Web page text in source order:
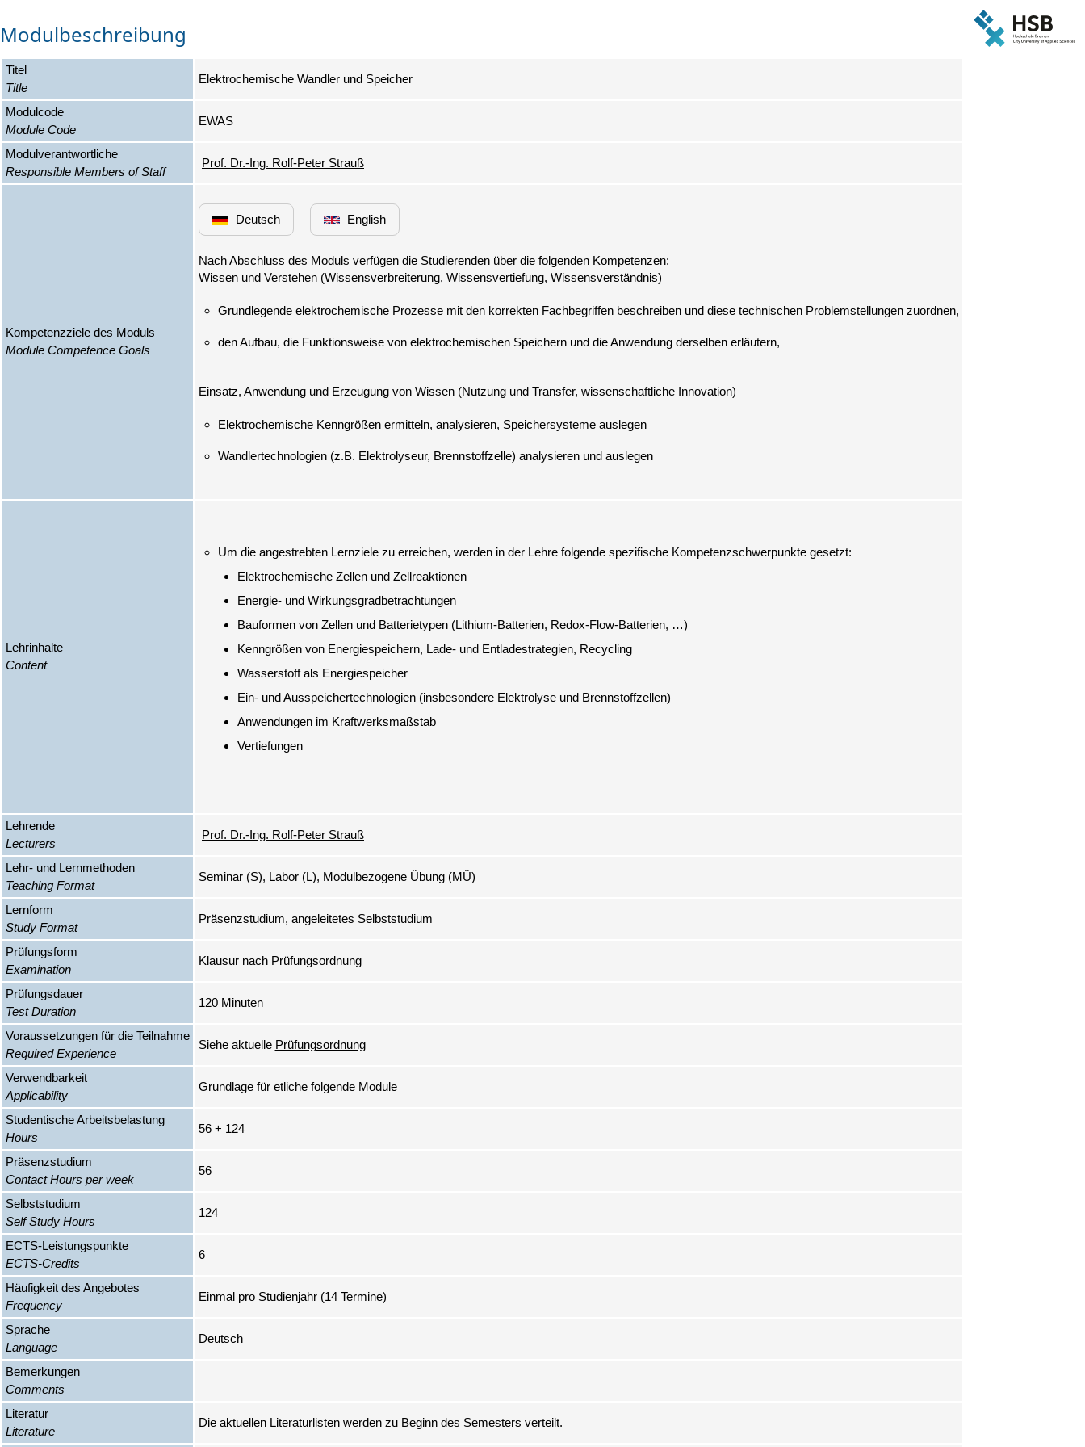
Modulbeschreibung
Titel
Title
Elektrochemische Wandler und Speicher
Modulcode
Module Code
EWAS
Modulverantwortliche
Responsible Members of Staff
Prof. Dr.-Ing. Rolf-Peter Strauß
Kompetenzziele des Moduls
Module Competence Goals
Deutsch English
Nach Abschluss des Moduls verfügen die Studierenden über die folgenden Kompetenzen:
Grundlegende elektrochemische Prozesse mit den korrekten Fachbegriffen beschreiben und diese technischen Problemstellungen zuordnen,
den Aufbau, die Funktionsweise von elektrochemischen Speichern und die Anwendung derselben erläutern,
Elektrochemische Kenngrößen ermitteln, analysieren, Speichersysteme auslegen
Wandlertechnologien (z.B. Elektrolyseur, Brennstoffzelle) analysieren und auslegen
Lehrinhalte
Content
Elektrochemische Zellen und Zellreaktionen
Energie- und Wirkungsgradbetrachtungen
Bauformen von Zellen und Batterietypen (Lithium-Batterien, Redox-Flow-Batterien, …)
Kenngrößen von Energiespeichern, Lade- und Entladestrategien, Recycling
Wasserstoff als Energiespeicher
Ein- und Ausspeichertechnologien (insbesondere Elektrolyse und Brennstoffzellen)
Anwendungen im Kraftwerksmaßstab
Vertiefungen
Lehrende
Lecturers
Prof. Dr.-Ing. Rolf-Peter Strauß
Lehr- und Lernmethoden
Teaching Format
Seminar (S), Labor (L), Modulbezogene Übung (MÜ)
Lernform
Study Format
Präsenzstudium, angeleitetes Selbststudium
Prüfungsform
Examination
Klausur nach Prüfungsordnung
Prüfungsdauer
Test Duration
120 Minuten
Voraussetzungen für die Teilnahme
Required Experience
Siehe aktuelle Prüfungsordnung
Verwendbarkeit
Applicability
Grundlage für etliche folgende Module
Studentische Arbeitsbelastung
Hours
56 + 124
Präsenzstudium
Contact Hours per week
56
Selbststudium
Self Study Hours
124
ECTS-Leistungspunkte
ECTS-Credits
6
Häufigkeit des Angebotes
Frequency
Einmal pro Studienjahr (14 Termine)
Sprache
Language
Deutsch
Bemerkungen
Comments
Literatur
Literature
Die aktuellen Literaturlisten werden zu Beginn des Semesters verteilt.